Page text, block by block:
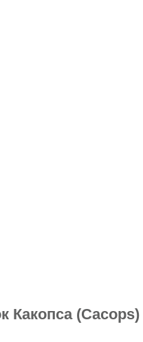
Какопса (Сacops)